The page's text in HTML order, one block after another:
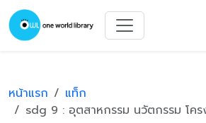
หน้าแรก
แท็ก
sdg 9 : อุตสาหกรรม นวัตกรรม โค